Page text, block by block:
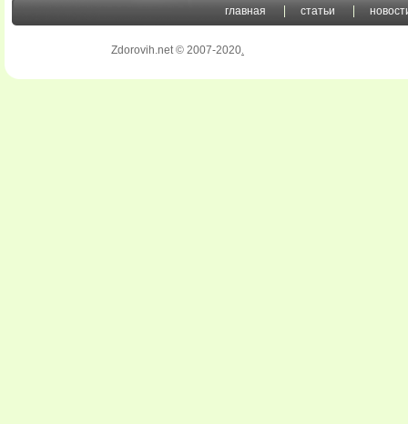
главная статьи
Zdorovih.net © 2007-2020